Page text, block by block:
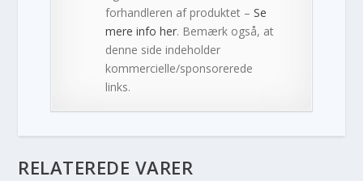
forhandleren af produktet –Se
mere info her. Bemærk også, at
denne side indeholder
kommercielle/sponsorerede
links.
RELATEREDE VARER